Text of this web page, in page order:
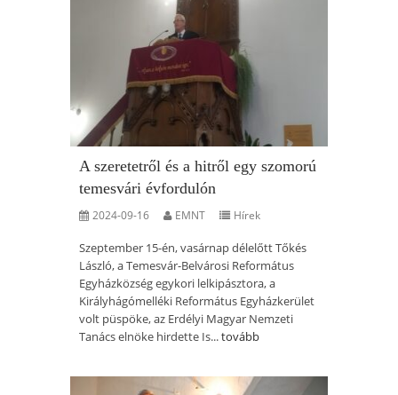
A szeretetről és a hitről egy szomorú
temesvári évfordulón
2024-09-16 EMNT Hírek
Szeptember 15-én, vasárnap délelőtt Tőkés
László, a Temesvár-Belvárosi Református
Egyházközség egykori lelkipásztora, a
Királyhágómelléki Református Egyházkerület
volt püspöke, az Erdélyi Magyar Nemzeti
Tanács elnöke hirdette Is...tovább